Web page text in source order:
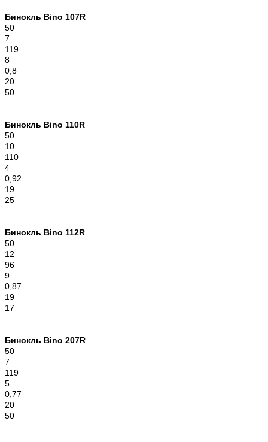
Бинокль Bino 107R
50
7
119
8
0,8
20
50
Бинокль Bino 110R
50
10
110
4
0,92
19
25
Бинокль Bino 112R
50
12
96
9
0,87
19
17
Бинокль Bino 207R
50
7
119
5
0,77
20
50